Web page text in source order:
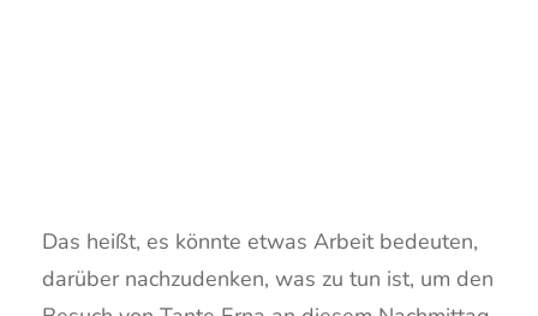
Das heißt, es könnte etwas Arbeit bedeuten,
darüber nachzudenken, was zu tun ist, um den